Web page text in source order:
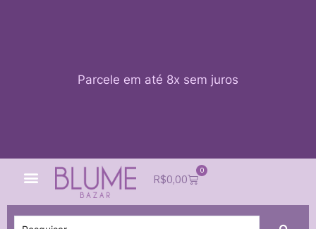
Parcele em até 8x sem juros
R$0,00
0